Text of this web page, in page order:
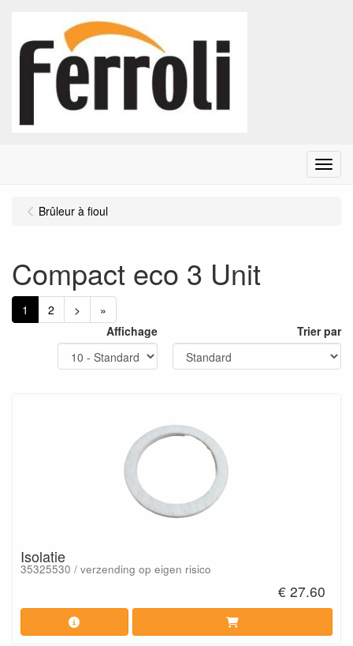
Menu
Brûleur à fioul
Compact eco 3 Unit
1 2 >
»
Affichage
Trier par
Isolatie
35325530 / verzending op eigen risico
€ 27.60